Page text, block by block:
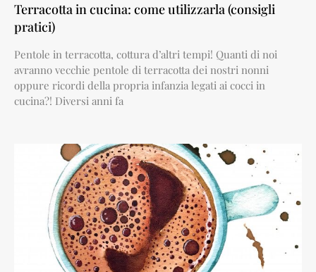
Terracotta in cucina: come utilizzarla (consigli
pratici)
Pentole in terracotta, cottura d’altri tempi! Quanti di noi
avranno vecchie pentole di terracotta dei nostri nonni
oppure ricordi della propria infanzia legati ai cocci in
cucina?! Diversi anni fa